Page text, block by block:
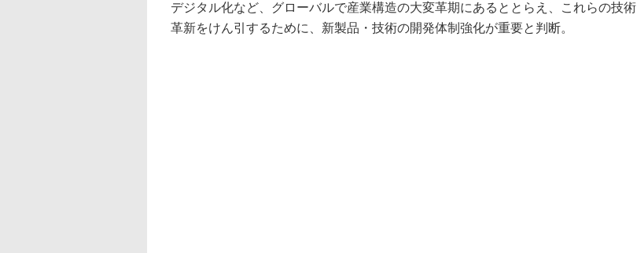
デジタル化など、グローバルで産業構造の大変革期にあるととらえ、これらの技術
革新をけん引するために、新製品・技術の開発体制強化が重要と判断。